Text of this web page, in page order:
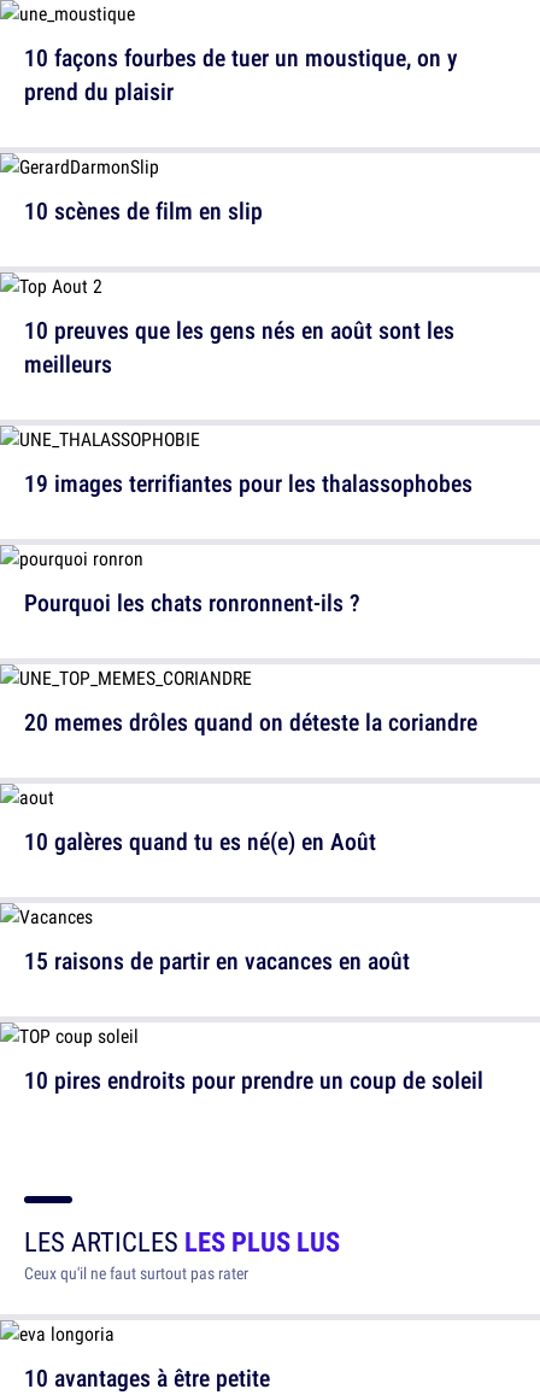
10 scènes de film en slip
19 images terrifiantes pour les thalassophobes
20 memes drôles quand on déteste la coriandre
15 raisons de partir en vacances en août
10 façons fourbes de tuer un moustique, on y
prend du plaisir
10 preuves que les gens nés en août sont les
meilleurs
Pourquoi les chats ronronnent-ils ?
10 galères quand tu es né(e) en Août
10 pires endroits pour prendre un coup de soleil
LES ARTICLES LES PLUS LUS
Ceux qu'il ne faut surtout pas rater
10 avantages à être petite